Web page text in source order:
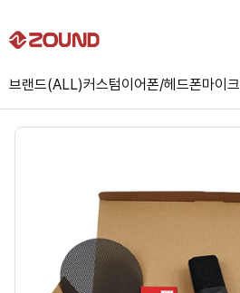
브랜드(ALL)커스텀이어폰/헤드폰마이크